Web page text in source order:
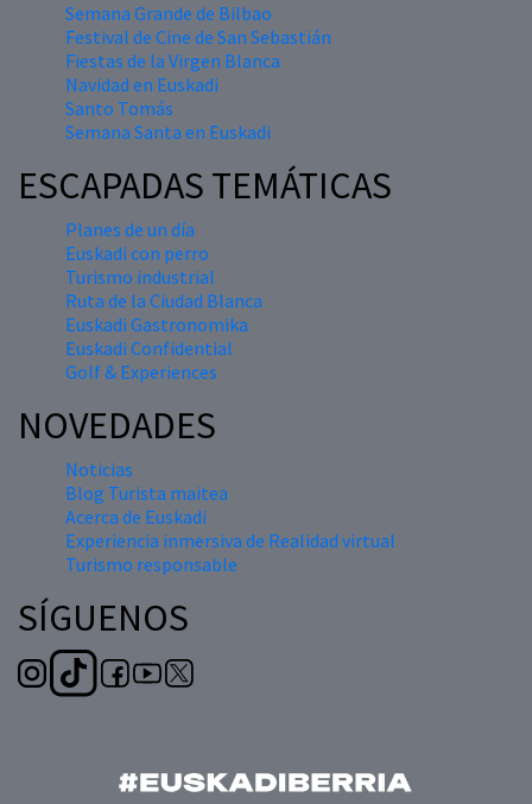
Semana Grande de Bilbao
Festival de Cine de San Sebastián
Fiestas de la Virgen Blanca
Navidad en Euskadi
Santo Tomás
Semana Santa en Euskadi
ESCAPADAS TEMÁTICAS
Planes de un día
Euskadi con perro
Turismo industrial
Ruta de la Ciudad Blanca
Euskadi Gastronomika
Euskadi Confidential
Golf & Experiences
NOVEDADES
Noticias
Blog Turista maitea
Acerca de Euskadi
Experiencia inmersiva de Realidad virtual
Turismo responsable
SÍGUENOS